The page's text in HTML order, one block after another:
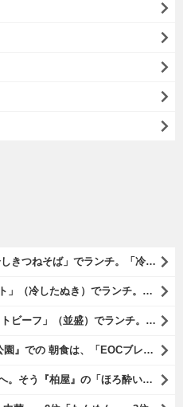
久しぶりに『文殊 浅草店』の「冷しきつねそば」でランチ。「冷しきつめそば」のうまさは甘さである。 あたしは思い出していたのだ。この甘さのせいで「きつねそば」を敬遠していたのか、と。 でも、うまかったのだよ（笑）。（文殊 浅草店：浅草一丁目：浅草地下街）
『琴富貴』の「カレーライスセット」（冷したぬき）でランチ。所謂「蕎麦屋のカレー」と『琴富貴』の夏の定番「冷したぬき」である。勿論、これはダブルでうまいのだよ（笑）。（琴富貴：墨田区吾妻橋1）
『松屋 本所吾妻橋店』で「ローストビーフ」（並盛）でランチ。「ローストビーフ」は2つのソースが掛かっている。オリジナルソースとレフォールソースだ。 はたしていかなるものなのかと期待しながら待てば、それは確りとうまかったのだよ（笑）。（松屋 本所吾妻橋店：墨田区吾妻橋三）
『EVERYONES CAFE 上野恩賜公園』での 朝食は、「EOCブレックファーストプレート」とセットで「アイスカフェラテ」をもらい、それから家人が「東京たまごを使ったパンケーキ キャラメルナッツ（2枚）」を頼んでみた。どれもがハイカラにうまいのだよ（笑）。（EVERYONES CAFE 上野恩賜公園：上野公園）
蕎麦を手繰りに夫婦揃って北千住へ。そう『柏屋』の「ほろ酔いセット」で一杯やったのだよ。ここは二駅離れた場所だけど、あたしの『街的』のようにくつろげる処だ。勿論、うまかったのだよ（笑）。（きそば 柏屋：足立区千住）